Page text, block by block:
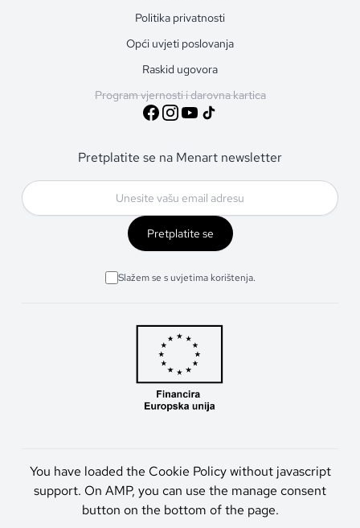
Politika privatnosti
Opći uvjeti poslovanja
Raskid ugovora
Program vjernosti i darovna kartica
Pretplatite se na Menart newsletter
Pretplatite se
Slažem se s uvjetima korištenja.
You have loaded the Cookie Policy without javascript
support. On AMP, you can use the manage consent
button on the bottom of the page.